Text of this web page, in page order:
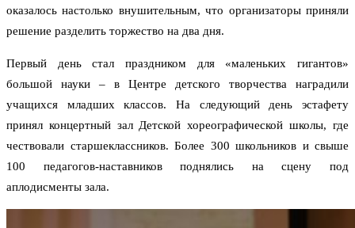
оказалось настолько внушительным, что организаторы приняли
решение разделить торжество на два дня.
Первый день стал праздником для «маленьких гигантов»
большой науки – в Центре детского творчества наградили
учащихся младших классов. На следующий день эстафету
принял концертный зал Детской хореографической школы, где
чествовали старшеклассников. Более 300 школьников и свыше
100 педагогов-наставников поднялись на сцену под
аплодисменты зала.